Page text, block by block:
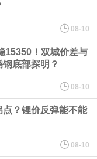
方案（2026—2028年）印发
破200亿元
工业发展“十五五”规划》。
求、运输通道、环境约束等
08-10
15350！双城价差与
底部探明？
08-10
？锂价反弹能不能
08-10